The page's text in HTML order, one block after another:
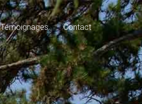
Témoignages Contact